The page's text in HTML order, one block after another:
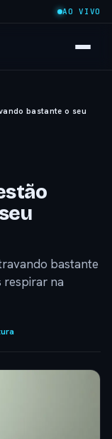
AO VIVO
bastante o seu
bastante
respirar na